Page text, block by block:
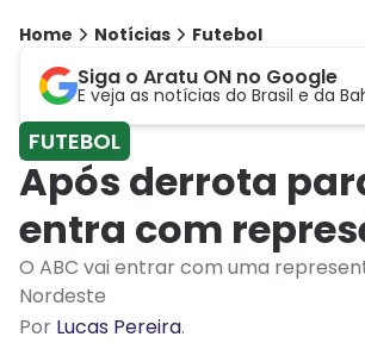
Home Notícias Futebol
Siga o Aratu ON no Google
E veja as notícias do Brasil e da
FUTEBOL
Após derrota
entra com
O ABC vai entrar com uma
Nordeste
Por Lucas Pereira.